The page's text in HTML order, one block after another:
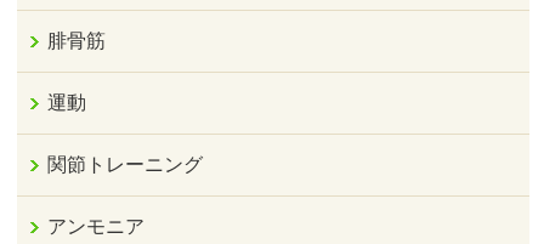
腓骨筋
運動
関節トレーニング
アンモニア